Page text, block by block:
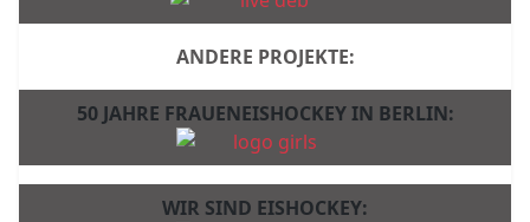
ANDERE PROJEKTE:
50 JAHRE FRAUENEISHOCKEY IN BERLIN:
WIR SIND EISHOCKEY: